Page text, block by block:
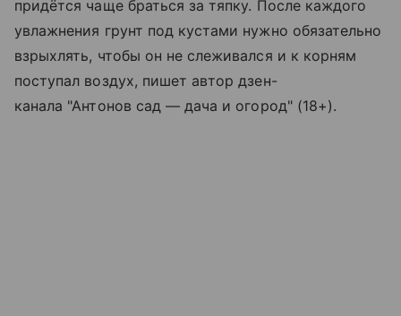
придётся чаще браться за тяпку. После каждого
увлажнения грунт под кустами нужно обязательно
взрыхлять, чтобы он не слеживался и к корням
поступал воздух, пишет автор дзен-
канала "Антонов сад — дача и огород" (18+).